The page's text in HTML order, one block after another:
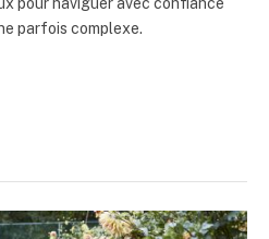
parfois complexe.